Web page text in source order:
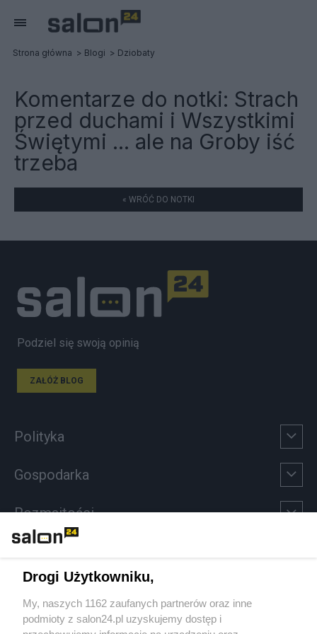
Strona główna Blogi Dziobaty
Komentarze do notki: Strach
przed duchami i Wszystkimi
Świętymi ... ale na Groby iść
trzeba
« WRÓĆ DO NOTKI
Podziel się swoją opinią
ZAŁÓŻ BLOG
Polityka
Gospodarka
Rozmaitości
Sport
Społeczeństwo
Drogi Użytkowniku,
My, naszych 1162 zaufanych partnerów oraz inne
podmioty z salon24.pl uzyskujemy dostęp i